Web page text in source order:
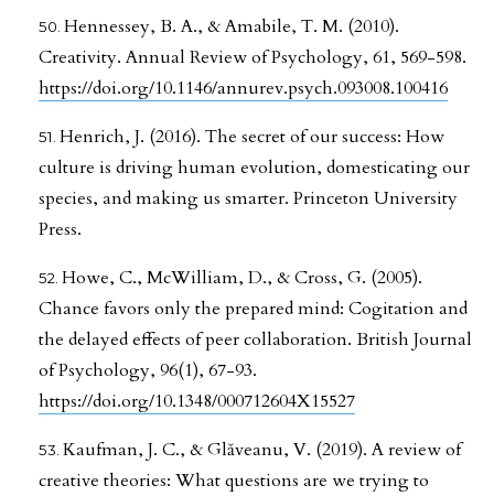
Hennessey, B. A., & Amabile, T. M. (2010).
Creativity. Annual Review of Psychology, 61, 569-598.
https://doi.org/10.1146/annurev.psych.093008.100416
Henrich, J. (2016). The secret of our success: How
culture is driving human evolution, domesticating our
species, and making us smarter. Princeton University
Press.
Howe, C., McWilliam, D., & Cross, G. (2005).
Chance favors only the prepared mind: Cogitation and
the delayed effects of peer collaboration. British Journal
of Psychology, 96(1), 67-93.
https://doi.org/10.1348/000712604X15527
Kaufman, J. C., & Glăveanu, V. (2019). A review of
creative theories: What questions are we trying to